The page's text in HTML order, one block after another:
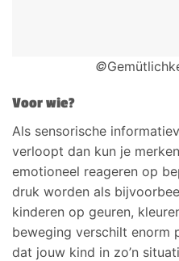
©
Voor wie?
Als sensorische
verloopt dan kun je
emotioneel reageren op
druk worden als
kinderen op geuren,
beweging verschilt enorm
dat jouw kind in zo’n